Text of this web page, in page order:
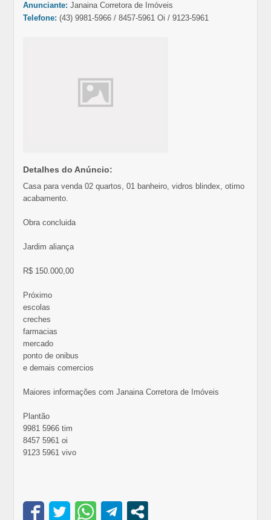
Anunciante: Janaina Corretora de Imóveis
Telefone: (43) 9981-5966 / 8457-5961 Oi / 9123-5961
Detalhes do Anúncio:
Casa para venda 02 quartos, 01 banheiro, vidros blindex, otimo
acabamento.
Obra concluida
Jardim aliança
R$ 150.000,00
Próximo
escolas
creches
farmacias
mercado
ponto de onibus
e demais comercios
Maiores informações com Janaina Corretora de Imóveis
Plantão
9981 5966 tim
8457 5961 oi
9123 5961 vivo